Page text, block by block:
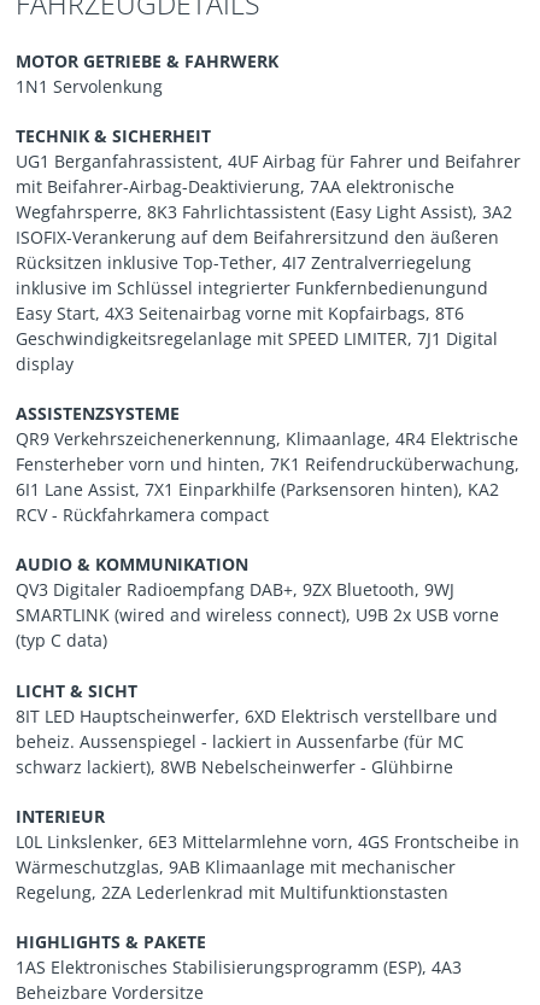
MOTOR GETRIEBE & FAHRWERK
1N1 Servolenkung
TECHNIK & SICHERHEIT
UG1 Berganfahrassistent, 4UF Airbag für Fahrer und Beifahrer
mit Beifahrer-Airbag-Deaktivierung, 7AA elektronische
Wegfahrsperre, 8K3 Fahrlichtassistent (Easy Light Assist), 3A2
ISOFIX-Verankerung auf dem Beifahrersitzund den äußeren
Rücksitzen inklusive Top-Tether, 4I7 Zentralverriegelung
inklusive im Schlüssel integrierter Funkfernbedienungund
Easy Start, 4X3 Seitenairbag vorne mit Kopfairbags, 8T6
Geschwindigkeitsregelanlage mit SPEED LIMITER, 7J1 Digital
display
ASSISTENZSYSTEME
QR9 Verkehrszeichenerkennung, Klimaanlage, 4R4 Elektrische
Fensterheber vorn und hinten, 7K1 Reifendrucküberwachung,
6I1 Lane Assist, 7X1 Einparkhilfe (Parksensoren hinten), KA2
RCV - Rückfahrkamera compact
AUDIO & KOMMUNIKATION
QV3 Digitaler Radioempfang DAB+, 9ZX Bluetooth, 9WJ
SMARTLINK (wired and wireless connect), U9B 2x USB vorne
(typ C data)
LICHT & SICHT
8IT LED Hauptscheinwerfer, 6XD Elektrisch verstellbare und
beheiz. Aussenspiegel - lackiert in Aussenfarbe (für MC
schwarz lackiert), 8WB Nebelscheinwerfer - Glühbirne
INTERIEUR
L0L Linkslenker, 6E3 Mittelarmlehne vorn, 4GS Frontscheibe in
Wärmeschutzglas, 9AB Klimaanlage mit mechanischer
Regelung, 2ZA Lederlenkrad mit Multifunktionstasten
HIGHLIGHTS & PAKETE
1AS Elektronisches Stabilisierungsprogramm (ESP), 4A3
Beheizbare Vordersitze